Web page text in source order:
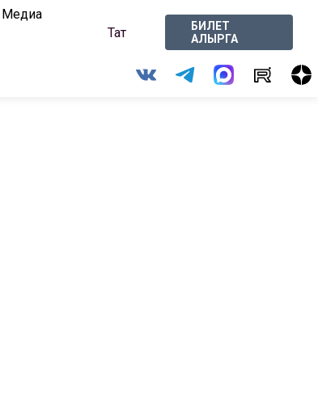
Медиа
Тат
БИЛЕТ
АЛЫРГА